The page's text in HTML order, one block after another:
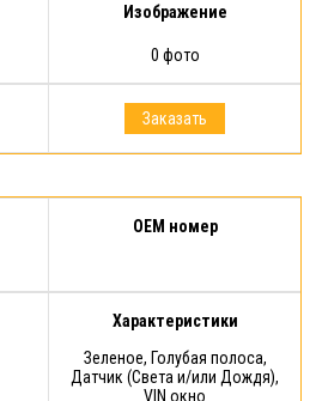
Изображение
0 фото
Заказать
OEM номер
Характеристики
Зеленое, Голубая полоса,
Датчик (Света и/или Дождя),
VIN окно